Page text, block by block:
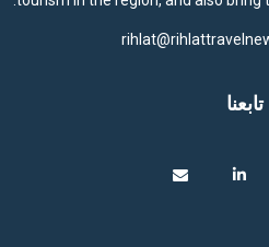
تابعنا